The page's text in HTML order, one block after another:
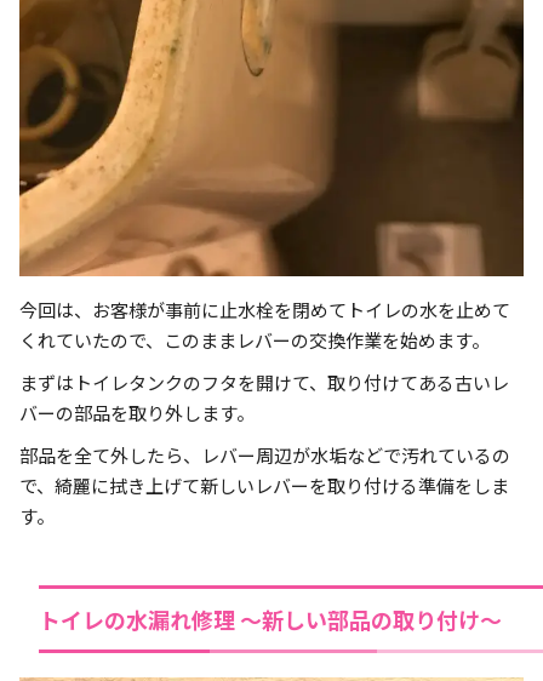
今回は、お客様が事前に止水栓を閉めてトイレの水を止めて
くれていたので、このままレバーの交換作業を始めます。
まずはトイレタンクのフタを開けて、取り付けてある古いレ
バーの部品を取り外します。
部品を全て外したら、レバー周辺が水垢などで汚れているの
で、綺麗に拭き上げて新しいレバーを取り付ける準備をしま
す。
トイレの水漏れ修理 ～新しい部品の取り付け～